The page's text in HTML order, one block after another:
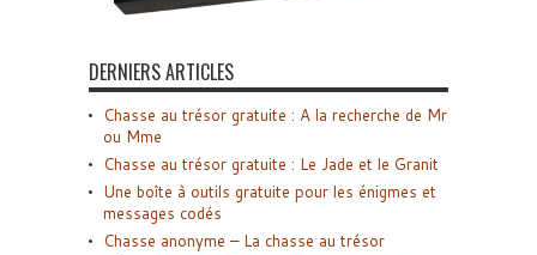
DERNIERS ARTICLES
Chasse au trésor gratuite : A la recherche de Mr
ou Mme
Chasse au trésor gratuite : Le Jade et le Granit
Une boîte à outils gratuite pour les énigmes et
messages codés
Chasse anonyme – La chasse au trésor